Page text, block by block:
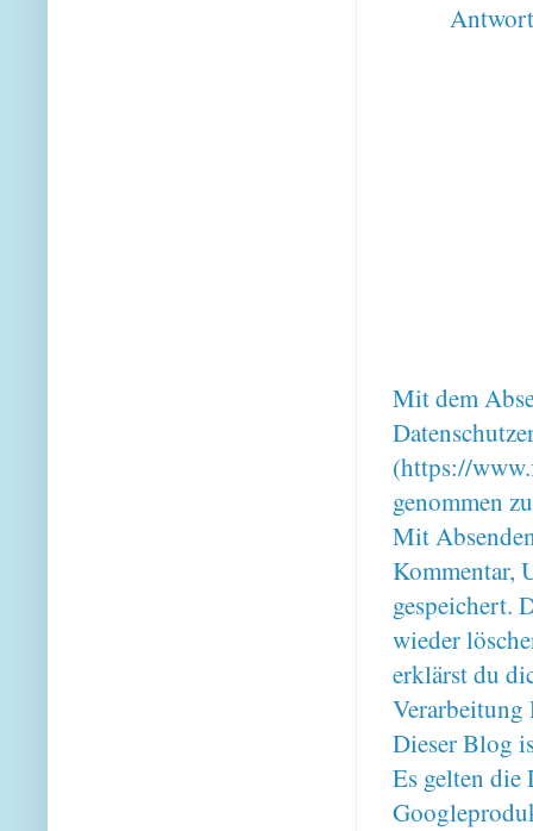
Mit dem
(https://
genommen
Mit
Kommentar,
gespeichert.
wieder
erklärst du
Verarbeitung
Dieser Blog
Es gelten